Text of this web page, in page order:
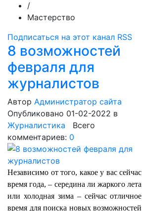
/
Мастерство
Подписаться на этот канал RSS
8 возможностей
февраля для
журналистов
Автор Администратор сайта
Опубликовано 01-02-2022 в
Журналистика Всего
комментариев: 0
Независимо от того, какое у вас сейчас
время года, – середина ли жаркого лета
или холодная зима – сейчас отличное
время для поиска новых возможностей